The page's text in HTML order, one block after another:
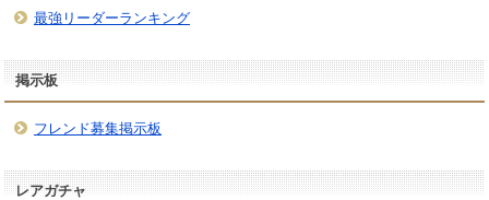
最強リーダーランキング
掲示板
フレンド募集掲示板
レアガチャ